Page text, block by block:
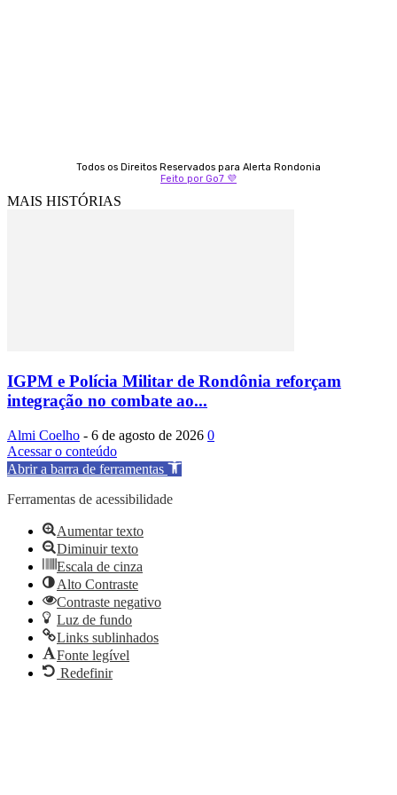
Todos os Direitos Reservados para Alerta Rondonia
Feito por Go7 💜
MAIS HISTÓRIAS
IGPM e Polícia Militar de Rondônia reforçam
integração no combate ao...
Almi Coelho - 6 de agosto de 2026 0
Acessar o conteúdo
Abrir a barra de ferramentas
Ferramentas de acessibilidade
Aumentar texto
Diminuir texto
Escala de cinza
Alto Contraste
Contraste negativo
Luz de fundo
Links sublinhados
Fonte legível
Redefinir